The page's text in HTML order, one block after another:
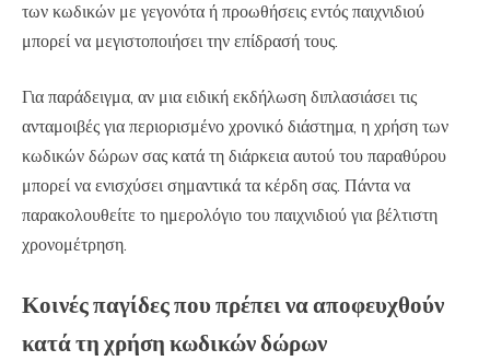
των κωδικών με γεγονότα ή προωθήσεις εντός παιχνιδιού
μπορεί να μεγιστοποιήσει την επίδρασή τους.
Για παράδειγμα, αν μια ειδική εκδήλωση διπλασιάσει τις
ανταμοιβές για περιορισμένο χρονικό διάστημα, η χρήση των
κωδικών δώρων σας κατά τη διάρκεια αυτού του παραθύρου
μπορεί να ενισχύσει σημαντικά τα κέρδη σας. Πάντα να
παρακολουθείτε το ημερολόγιο του παιχνιδιού για βέλτιστη
χρονομέτρηση.
Κοινές παγίδες που πρέπει να αποφευχθούν
κατά τη χρήση κωδικών δώρων